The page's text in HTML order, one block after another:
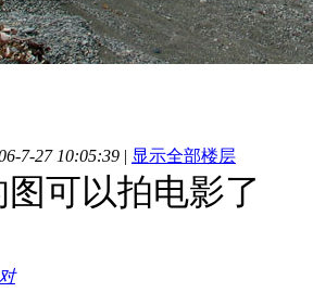
7-27 10:05:39 | 显示全部楼层
图可以拍电影了